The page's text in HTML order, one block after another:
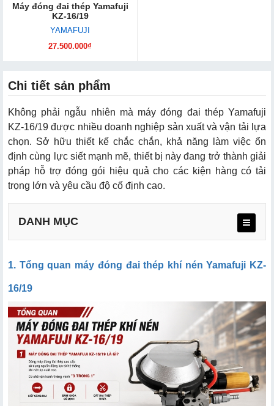
Máy đóng đai thép Yamafuji
KZ-16/19
YAMAFUJI
27.500.000₫
Chi tiết sản phẩm
Không phải ngẫu nhiên mà máy đóng đai thép Yamafuji
KZ-16/19 được nhiều doanh nghiệp sản xuất và vận tải lựa
chọn. Sở hữu thiết kế chắc chắn, khả năng làm việc ổn
định cùng lực siết mạnh mẽ, thiết bị này đang trở thành giải
pháp hỗ trợ đóng gói hiệu quả cho các kiện hàng có tải
trọng lớn và yêu cầu độ cố định cao.
DANH MỤC
1.2. Nguồn gốc xuất xứ và uy tín thương hiệu Yamafuji
3.1. Thiết kế nhỏ gọn, trọng lượng nhẹ
1. Tổng quan máy đóng đai thép khí nén Yamafuji KZ-
16/19